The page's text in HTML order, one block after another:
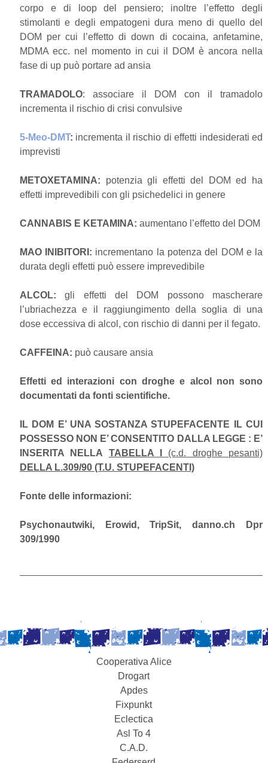
corpo e di loop del pensiero; inoltre l’effetto degli
stimolanti e degli empatogeni dura meno di quello del
DOM per cui l’effetto di down di cocaina, anfetamine,
MDMA ecc. nel momento in cui il DOM è ancora nella
fase di up può portare ad ansia
TRAMADOLO: associare il DOM con il tramadolo
incrementa il rischio di crisi convulsive
5-Meo-DMT: incrementa il rischio di effetti indesiderati ed
imprevisti
METOXETAMINA: potenzia gli effetti del DOM ed ha
effetti imprevedibili con gli psichedelici in genere
CANNABIS E KETAMINA: aumentano l’effetto del DOM
MAO INIBITORI: incrementano la potenza del DOM e la
durata degli effetti può essere imprevedibile
ALCOL: gli effetti del DOM possono mascherare
l’ubriachezza e il raggiungimento della soglia di una
dose eccessiva di alcol, con rischio di danni per il fegato.
CAFFEINA: può causare ansia
Effetti ed interazioni con droghe e alcol non sono
documentati da fonti scientifiche.
IL DOM E’ UNA SOSTANZA STUPEFACENTE IL CUI
POSSESSO NON E’ CONSENTITO DALLA LEGGE : E’
INSERITA NELLA TABELLA I
(c.d. droghe pesanti)
DELLA L.309/90 (T.U. STUPEFACENTI)
Fonte delle informazioni:
Psychonautwiki, Erowid, TripSit, danno.ch Dpr
309/1990
Cooperativa Alice
Drogart
Apdes
Fixpunkt
Eclectica
Asl To 4
C.A.D.